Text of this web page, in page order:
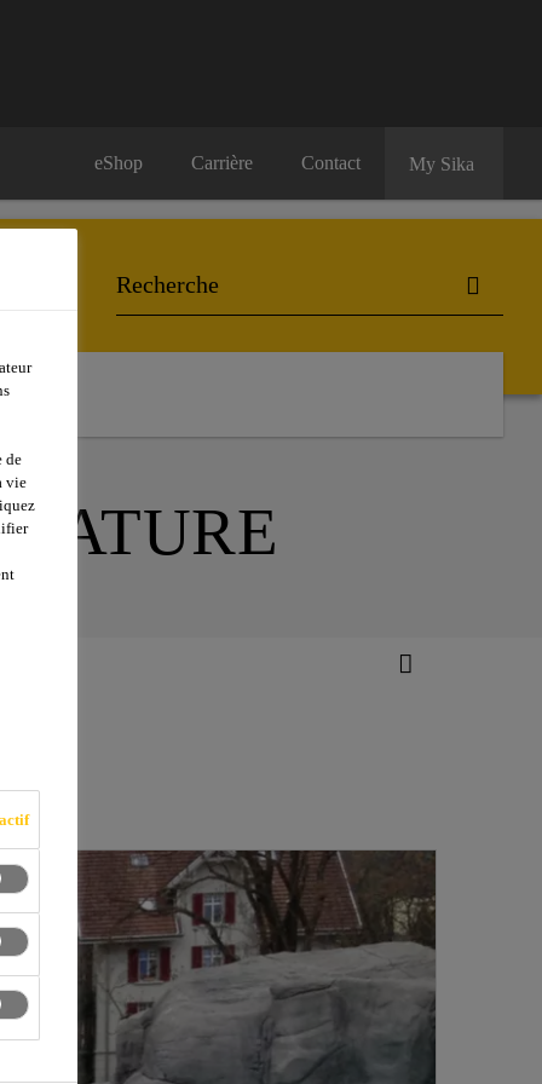
eShop Carrière Contact My Sika
de
vie